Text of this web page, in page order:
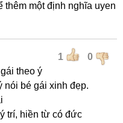
thêm một định nghĩa uyen
1 0
theo ý
nói bé gái xinh đẹp.
trí, hiền từ có đức